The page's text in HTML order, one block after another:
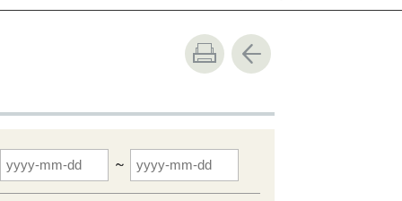
~